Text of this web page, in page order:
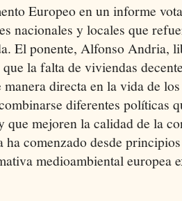
Europeo en un informe
nacionales y locales que
El ponente, Alfonso Andria,
la falta de viviendas
directa en la vida de
diferentes políticas
que mejoren la calidad de la
ha comenzado desde
medioambiental europea